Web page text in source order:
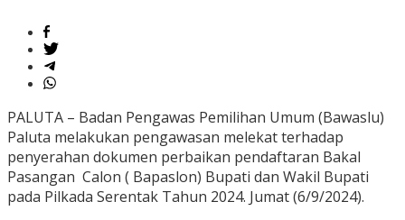
PALUTA – Badan Pengawas Pemilihan Umum (Bawaslu)
Paluta melakukan pengawasan melekat terhadap
penyerahan dokumen perbaikan pendaftaran Bakal
Pasangan Calon ( Bapaslon) Bupati dan Wakil Bupati
pada Pilkada Serentak Tahun 2024. Jumat (6/9/2024).